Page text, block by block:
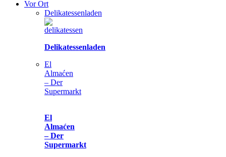
Vor Ort
Delikatessenladen
Delikatessenladen
El
Almaćen
– Der
Supermarkt
El
Almaćen
– Der
Supermarkt